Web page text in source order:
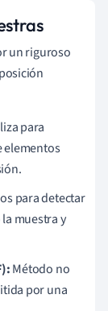
un riguroso
para
elementos
para detectar
muestra y
Método no
por una